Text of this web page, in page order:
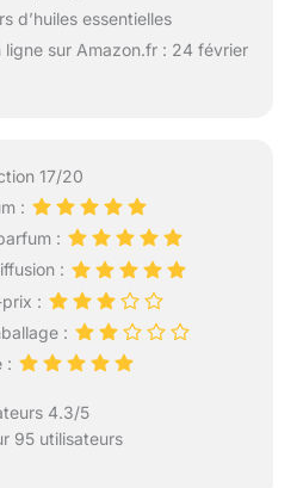
d’huiles essentielles
ligne sur Amazon.fr : 24 février
17/20
:
:
:
:
:
:
4.3/5
95 utilisateurs